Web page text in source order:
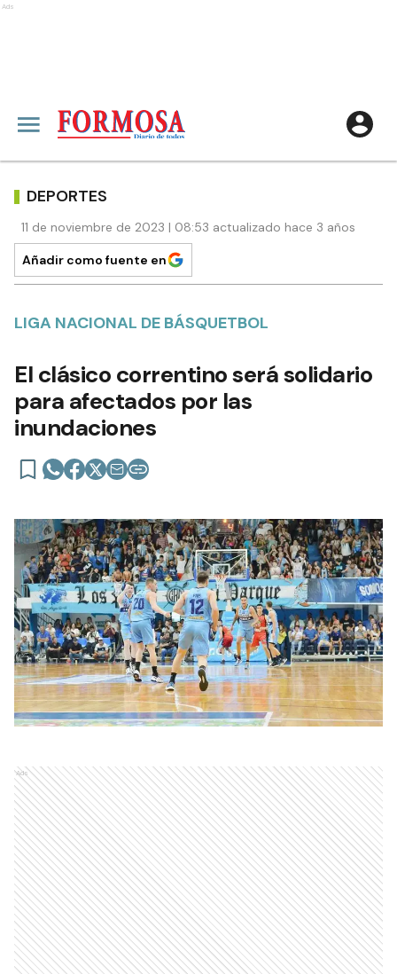
Ads
DEPORTES
11 de noviembre de 2023 | 08:53 actualizado hace 3 años
Añadir como fuente en
LIGA NACIONAL DE BÁSQUETBOL
El clásico correntino será solidario
para afectados por las
inundaciones
Ads